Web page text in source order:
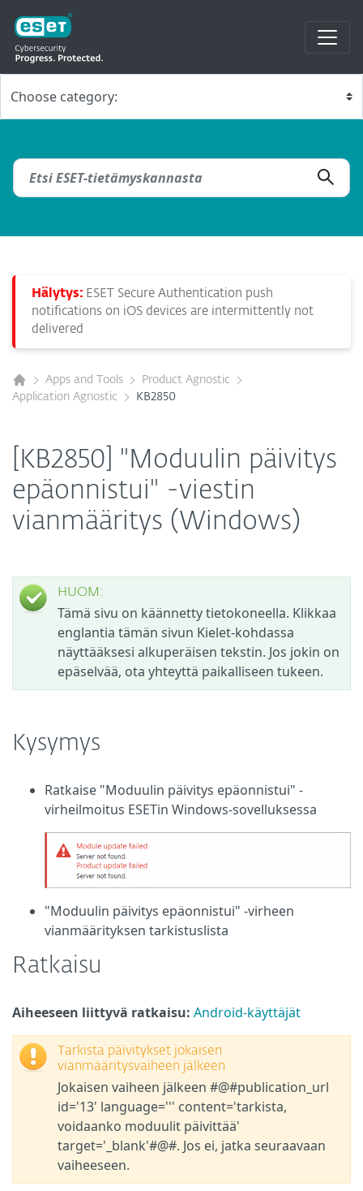
Hälytys: ESET Secure Authentication push
notifications on iOS devices are intermittently not
delivered
Apps and Tools
Product Agnostic
Application Agnostic
KB2850
[KB2850] "Moduulin päivitys
epäonnistui" -viestin
vianmääritys (Windows)
HUOM:
Tämä sivu on käännetty tietokoneella. Klikkaa
englantia tämän sivun Kielet-kohdassa
näyttääksesi alkuperäisen tekstin. Jos jokin on
epäselvää, ota yhteyttä paikalliseen tukeen.
Kysymys
Ratkaise "Moduulin päivitys epäonnistui" -
virheilmoitus ESETin Windows-sovelluksessa
"Moduulin päivitys epäonnistui" -virheen
vianmäärityksen tarkistuslista
Ratkaisu
Aiheeseen liittyvä ratkaisu: Android-käyttäjät
Tarkista päivitykset jokaisen
vianmääritysvaiheen jälkeen
Jokaisen vaiheen jälkeen #@#publication_url
id='13' language=''' content='tarkista,
voidaanko moduulit päivittää'
target='_blank'#@#. Jos ei, jatka seuraavaan
vaiheeseen.